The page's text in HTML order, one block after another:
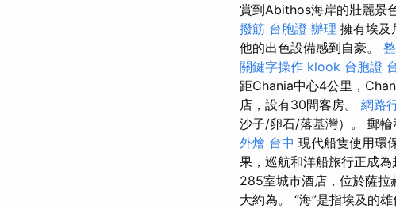
賞到Abithos海岸的壯麗景
撥筋 台胞證 辦理 擁有埃及
他的出色設備感到自豪。
關鍵字操作 klook 台胞證
距Chania中心4公里，
店，設有30間客房。 網路
沙子/卵石/落基灣）。 郵輪
外燴 台中 現代船隻使用環
果，巡航和洋船旅行正成為
285室城市酒店，位於薩拉
大約為。 “海”是指埃及的